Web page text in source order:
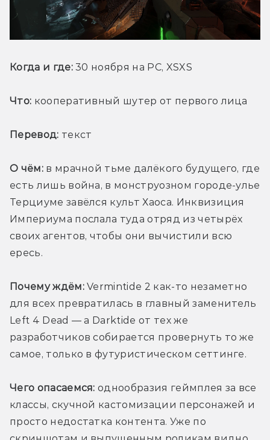
Когда и где: 30 ноября на PC, XSXS
Что: кооперативный шутер от первого лица
Перевод: текст
О чём: в мрачной тьме далёкого будущего, где
есть лишь война, в монструозном городе-улье
Терциуме завёлся культ Хаоса. Инквизиция
Империума послала туда отряд из четырёх
своих агентов, чтобы они вычистили всю
ересь.
Почему ждём: Vermintide 2 как-то незаметно
для всех превратилась в главный заменитель
Left 4 Dead — а Darktide от тех же
разработчиков собирается провернуть то же
самое, только в футуристическом сеттинге.
Чего опасаемся: однообразия геймплея за все
классы, скучной кастомизации персонажей и
просто недостатка контента. Уже по